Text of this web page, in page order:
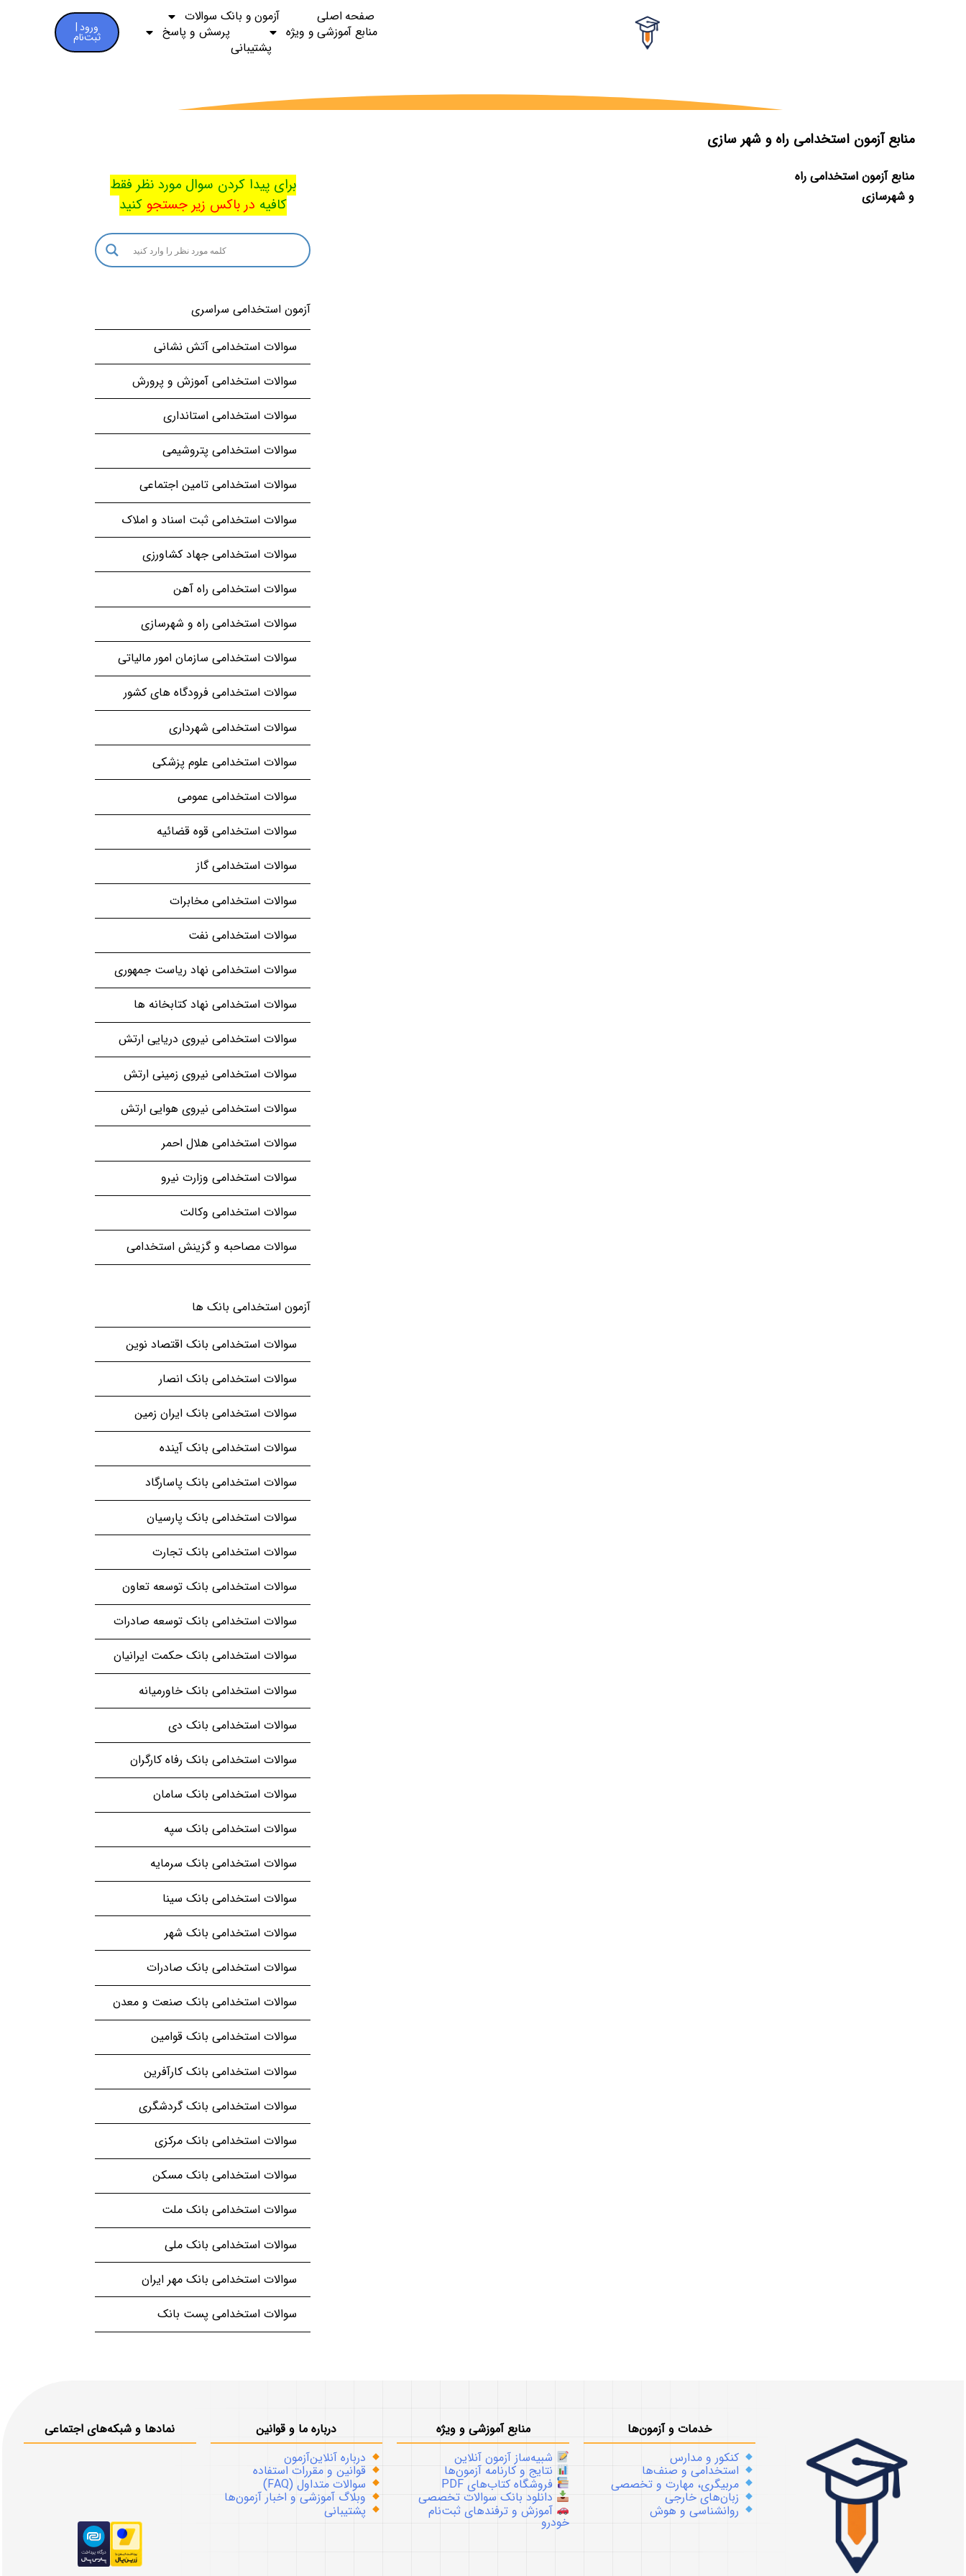
صفحه اصلی
آزمون و بانک سوالات
منابع آموزشی و ویژه
پرسش و پاسخ
پشتیبانی
ورود |
ثبت‌نام
منابع آزمون استخدامی راه و شهر سازی
منابع آزمون استخدامی راه
و شهرسازی
برای پیدا کردن سوال مورد نظر فقط
کافیه در باکس زیر جستجو کنید
آزمون استخدامی سراسری
سوالات استخدامی آتش نشانی
سوالات استخدامی آموزش و پرورش
سوالات استخدامی استانداری
سوالات استخدامی پتروشیمی
سوالات استخدامی تامین اجتماعی
سوالات استخدامی ثبت اسناد و املاک
سوالات استخدامی جهاد کشاورزی
سوالات استخدامی راه آهن
سوالات استخدامی راه و شهرسازی
سوالات استخدامی سازمان امور مالیاتی
سوالات استخدامی فرودگاه های کشور
سوالات استخدامی شهرداری
سوالات استخدامی علوم پزشکی
سوالات استخدامی عمومی
سوالات استخدامی قوه قضائیه
سوالات استخدامی گاز
سوالات استخدامی مخابرات
سوالات استخدامی نفت
سوالات استخدامی نهاد ریاست جمهوری
سوالات استخدامی نهاد کتابخانه ها
سوالات استخدامی نیروی دریایی ارتش
سوالات استخدامی نیروی زمینی ارتش
سوالات استخدامی نیروی هوایی ارتش
سوالات استخدامی هلال احمر
سوالات استخدامی وزارت نیرو
سوالات استخدامی وکالت
سوالات مصاحبه و گزینش استخدامی
آزمون استخدامی بانک ها
سوالات استخدامی بانک اقتصاد نوین
سوالات استخدامی بانک انصار
سوالات استخدامی بانک ایران زمین
سوالات استخدامی بانک آینده
سوالات استخدامی بانک پاسارگاد
سوالات استخدامی بانک پارسیان
سوالات استخدامی بانک تجارت
سوالات استخدامی بانک توسعه تعاون
سوالات استخدامی بانک توسعه صادرات
سوالات استخدامی بانک حکمت ایرانیان
سوالات استخدامی بانک خاورمیانه
سوالات استخدامی بانک دی
سوالات استخدامی بانک رفاه کارگران
سوالات استخدامی بانک سامان
سوالات استخدامی بانک سپه
سوالات استخدامی بانک سرمایه
سوالات استخدامی بانک سینا
سوالات استخدامی بانک شهر
سوالات استخدامی بانک صادرات
سوالات استخدامی بانک صنعت و معدن
سوالات استخدامی بانک قوامین
سوالات استخدامی بانک کارآفرین
سوالات استخدامی بانک گردشگری
سوالات استخدامی بانک مرکزی
سوالات استخدامی بانک مسکن
سوالات استخدامی بانک ملت
سوالات استخدامی بانک ملی
سوالات استخدامی بانک مهر ایران
سوالات استخدامی پست بانک
خدمات و آزمون‌ها
کنکور و مدارس
استخدامی و صنف‌ها
مربیگری، مهارت و تخصصی
زبان‌های خارجی
روانشناسی و هوش
منابع آموزشی و ویژه
شبیه‌ساز آزمون آنلاین
نتایج و کارنامه آزمون‌ها
فروشگاه کتاب‌های PDF
دانلود بانک سوالات تخصصی
آموزش و ترفندهای ثبت‌نام
خودرو
درباره ما و قوانین
درباره آنلاین‌آزمون
قوانین و مقررات استفاده
سوالات متداول (FAQ)
وبلاگ آموزشی و اخبار آزمون‌ها
پشتیبانی
نمادها و شبکه‌های اجتماعی